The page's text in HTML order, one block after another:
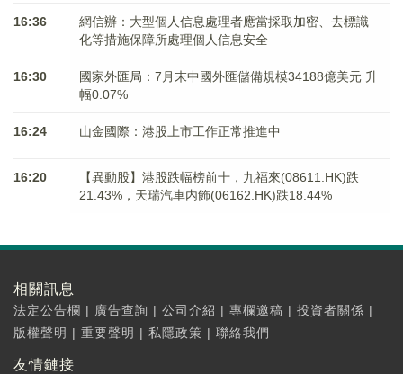
16:36
網信辦：大型個人信息處理者應當採取加密、去標識
化等措施保障所處理個人信息安全
16:30
國家外匯局：7月末中國外匯儲備規模34188億美元 升
幅0.07%
16:24 山金國際：港股上市工作正常推進中
16:20
【異動股】港股跌幅榜前十，九福來(08611.HK)跌
21.43%，天瑞汽車内飾(06162.HK)跌18.44%
相關訊息
法定公告欄 | 廣告查詢 | 公司介紹 | 專欄邀稿 | 投資者關係 |
版權聲明 | 重要聲明 | 私隱政策 | 聯絡我們
友情鏈接